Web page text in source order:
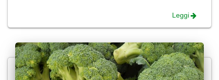
Leggi